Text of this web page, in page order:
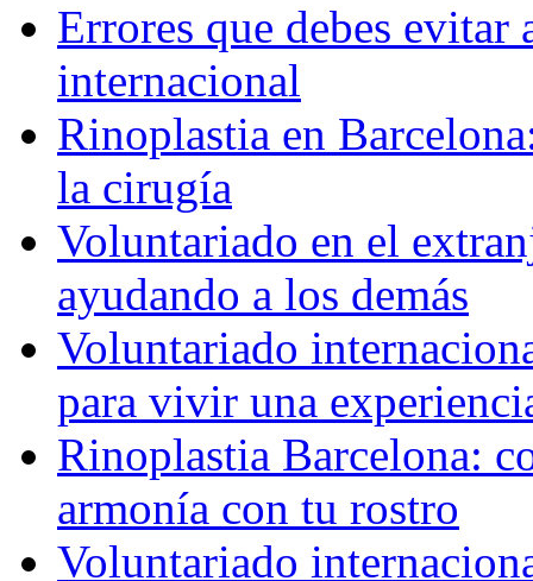
Errores que debes
internacional
Rinoplastia en
la cirugía
Voluntariado en el
ayudando a los demás
Voluntariado
para vivir una
Rinoplastia Barcelona:
armonía con tu rostro
Voluntariado